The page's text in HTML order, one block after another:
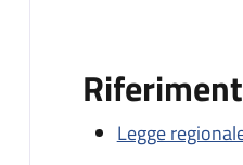
Legge